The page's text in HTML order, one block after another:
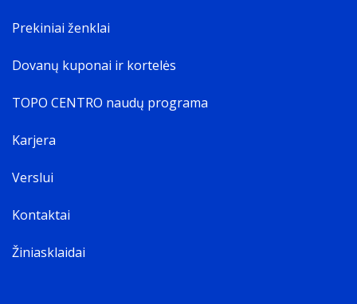
Prekiniai ženklai
Dovanų kuponai ir kortelės
TOPO CENTRO naudų programa
Karjera
Verslui
Kontaktai
Žiniasklaidai